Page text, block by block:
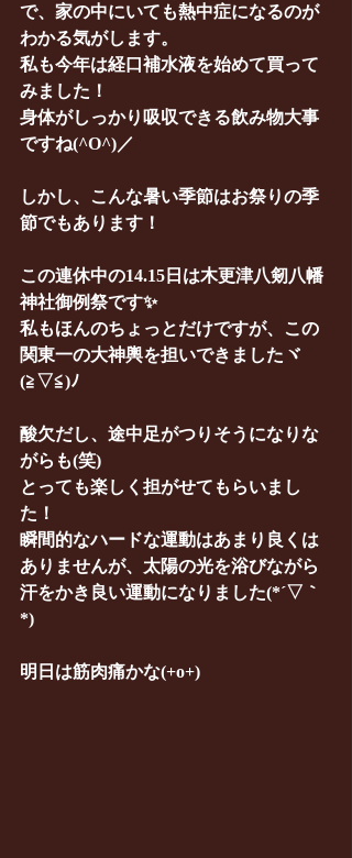
で、家の中にいても熱中症になるのが
わかる気がします。
私も今年は経口補水液を始めて買って
みました！
身体がしっかり吸収できる飲み物大事
ですね(^O^)／
しかし、こんな暑い季節はお祭りの季
節でもあります！
この連休中の14.15日は木更津八剱八幡
神社御例祭です✨
私もほんのちょっとだけですが、この
関東一の大神輿を担いできましたヾ
(≧▽≦)ﾉ
酸欠だし、途中足がつりそうになりな
がらも(笑)
とっても楽しく担がせてもらいまし
た！
瞬間的なハードな運動はあまり良くは
ありませんが、太陽の光を浴びながら
汗をかき良い運動になりました(*´▽｀
*)
明日は筋肉痛かな(+o+)